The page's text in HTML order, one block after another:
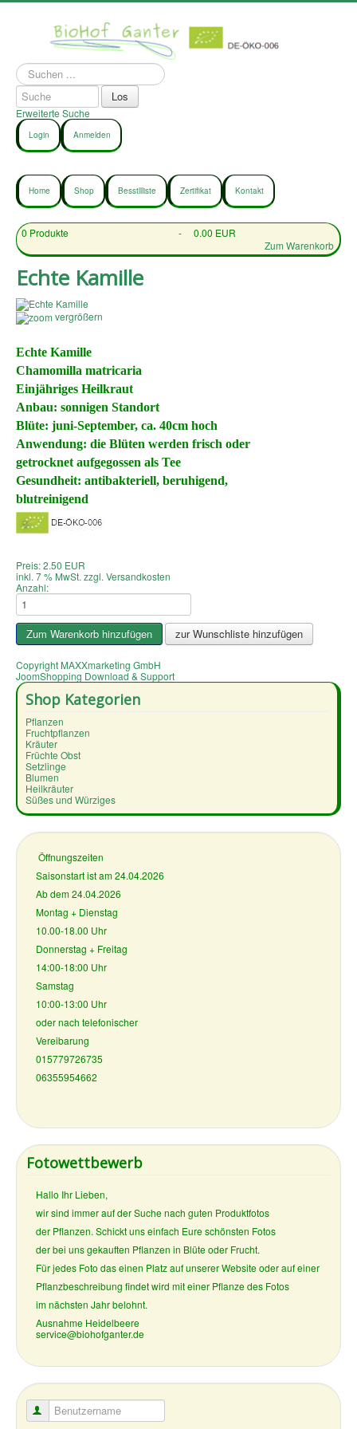
Suchen
...
Erweiterte Suche
Login Anmelden
Home Shop Besstllliste Zertifikat Kontakt
0 Produkte -
0.00 EUR
Zum Warenkorb
Echte Kamille
vergrößern
Echte Kamille
Chamomilla matricaria
Einjähriges Heilkraut
Anbau: sonnigen Standort
Blüte: juni-September, ca. 40cm hoch
Anwendung: die Blüten werden frisch oder
getrocknet aufgegossen als Tee
Gesundheit: antibakteriell, beruhigend,
blutreinigend
Preis:2.50 EUR
inkl. 7 % MwSt. zzgl. Versandkosten
Anzahl:
Copyright MAXXmarketing GmbH
JoomShopping Download & Support
Shop Kategorien
Pflanzen
Fruchtpflanzen
Kräuter
Früchte Obst
Setzlinge
Blumen
Heilkräuter
Süßes und Würziges
Öffnungszeiten
Saisonstart ist am 24.04.2026
Ab dem 24.04.2026
Montag + Dienstag
10.00-18.00 Uhr
Donnerstag + Freitag
14:00-18:00 Uhr
Samstag
10:00-13:00 Uhr
oder nach telefonischer
Vereibarung
015779726735
06355954662
Fotowettbewerb
Hallo Ihr Lieben,
wir sind immer auf der Suche nach guten Produktfotos
der Pflanzen. Schickt uns einfach Eure schönsten Fotos
der bei uns gekauften Pflanzen in Blüte oder Frucht.
Für jedes Foto das einen Platz auf unserer Website oder auf einer
Pflanzbeschreibung findet wird mit einer Pflanze des Fotos
im nächsten Jahr belohnt.
Ausnahme Heidelbeere
service@biohofganter.de
Benutzername